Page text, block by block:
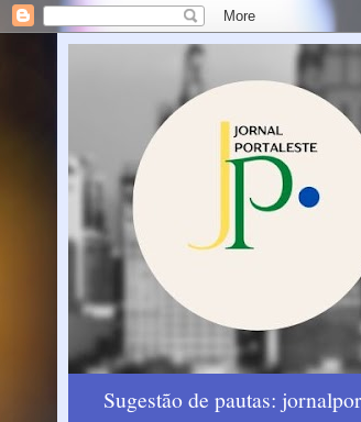
Sugestão de pautas: